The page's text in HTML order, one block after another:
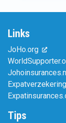
Links
JoHo.org
Tips